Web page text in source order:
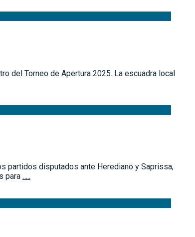
del Torneo de Apertura 2025. La escuadra local
partidos disputados ante Herediano y Saprissa,
para …..